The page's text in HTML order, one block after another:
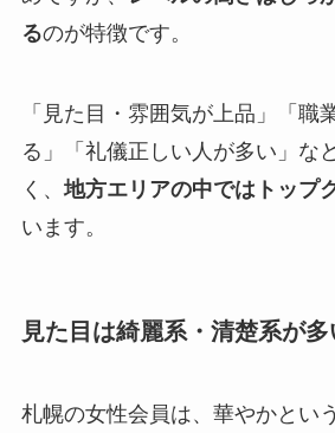
るのが特徴です。
「見た目・雰囲気が上品」「職
る」「礼儀正しい人が多い」な
く、地方エリアの中ではトップ
います。
見た目は綺麗系・清楚系が多
札幌の女性会員は、華やかとい